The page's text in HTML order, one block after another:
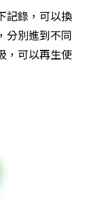
記錄，可以換
分別進到不同
，可以再生使